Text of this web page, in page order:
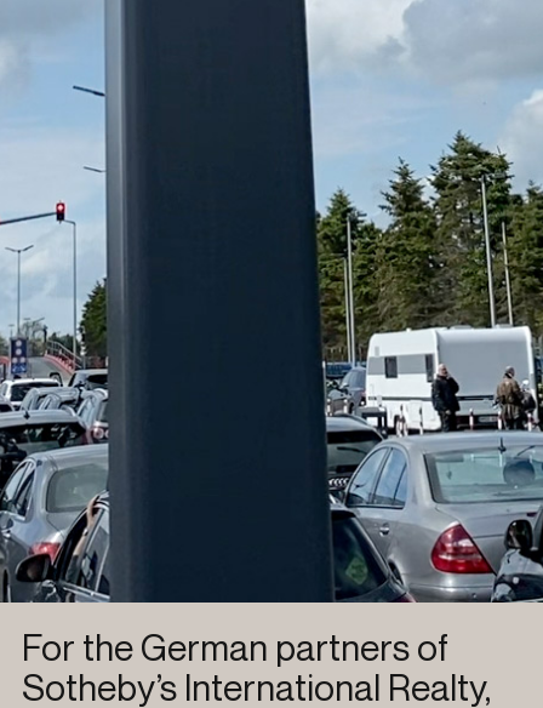
For the German partners of
Sotheby’s International Realty,